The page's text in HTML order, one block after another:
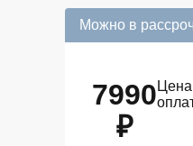
Можно в
7990
₽